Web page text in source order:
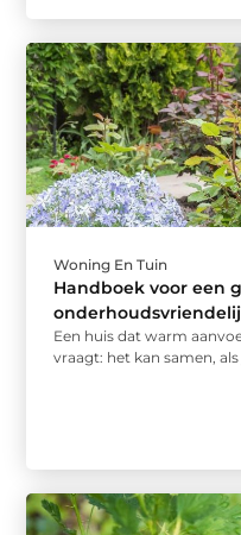
Woning En Tuin
Handboek voor een
Een huis dat warm
vraagt: het kan samen, als